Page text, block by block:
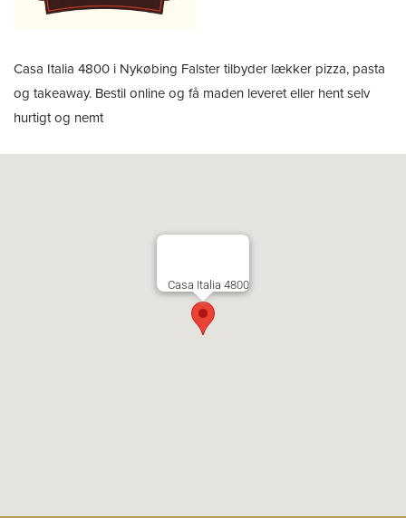
Casa Italia 4800 i Nykøbing Falster tilbyder lækker pizza, pasta
og takeaway. Bestil online og få maden leveret eller hent selv
hurtigt og nemt
Casa Italia 4800